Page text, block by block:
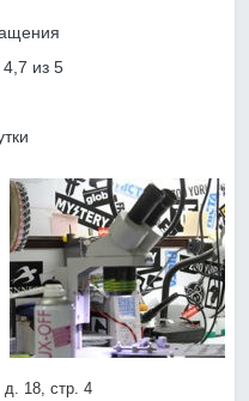
из 5
д. 18, стр. 4